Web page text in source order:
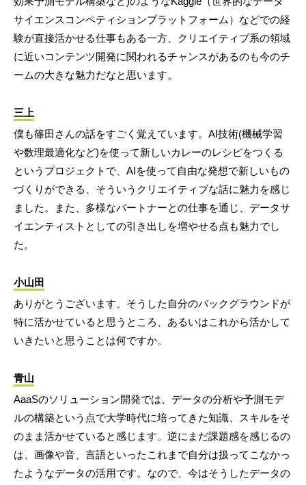
サイエンスコンペティションプラットフォーム）などでの経
験が直接活かせる仕事もある一方、クリエイティブ系の領域
に近いコンテンツ開発に関われるチャンスがあるのも今のチ
ームの大きな魅力だなと思います。
三上
僕も篠田さんの話をすごく覚えています。AI技術(機械学習
や数理最適化など)を使って新しいカレーのレシピをつくる
というプロジェクトで、AIを使って自由な発想で新しいもの
づくりができる、そういうクリエイティブな話に魅力を感じ
ました。また、多様なパートナーとの仕事を通じ、データサ
イエンティストとしての引き出しを増やせる点も魅力でし
た。
小山田
ありがとうございます。そうした自分のバックグラウンドが
特に活かせていると思うところ、あるいはこれから活かして
いきたいと思うことは何ですか。
青山
AaaSのソリューション開発では、データの分析や予測モデ
ルの構築という点で大学時代に培ってきた知識、スキルをそ
のまま活かせていると感じます。逆にまだ課題感を感じるの
は、画像や音、言語といったこれまで自分は扱ってこなかっ
たようなデータの活用です。なので、今はそうしたデータの